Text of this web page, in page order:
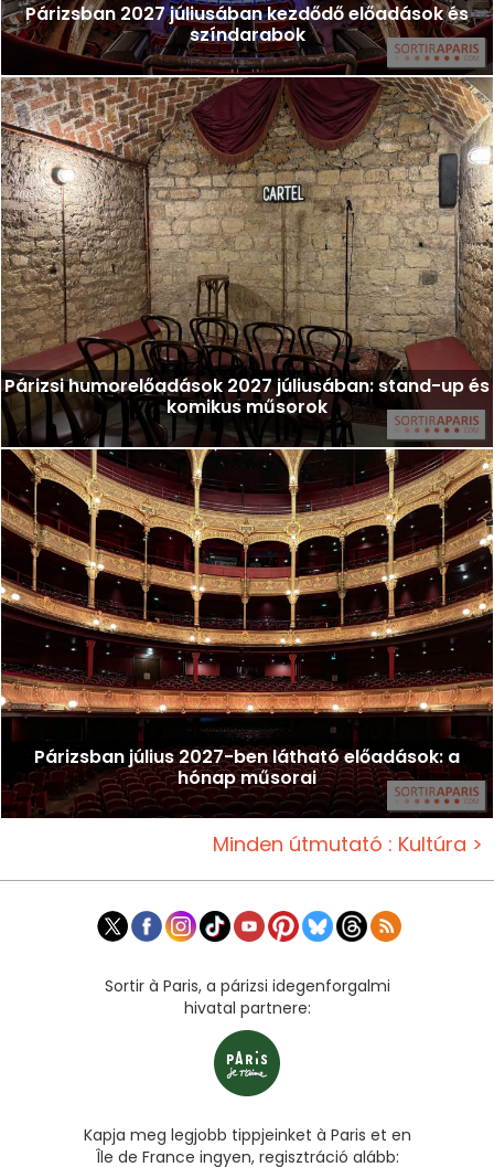
Párizsban 2027 júliusában kezdődő előadások és
színdarabok
Párizsi humorelőadások 2027 júliusában: stand-up és
komikus műsorok
Párizsban július 2027-ben látható előadások: a
hónap műsorai
Minden útmutató : Kultúra >
Sortir à Paris, a párizsi idegenforgalmi
hivatal partnere:
Kapja meg legjobb tippjeinket à Paris et en
Île de France ingyen, regisztráció alább: